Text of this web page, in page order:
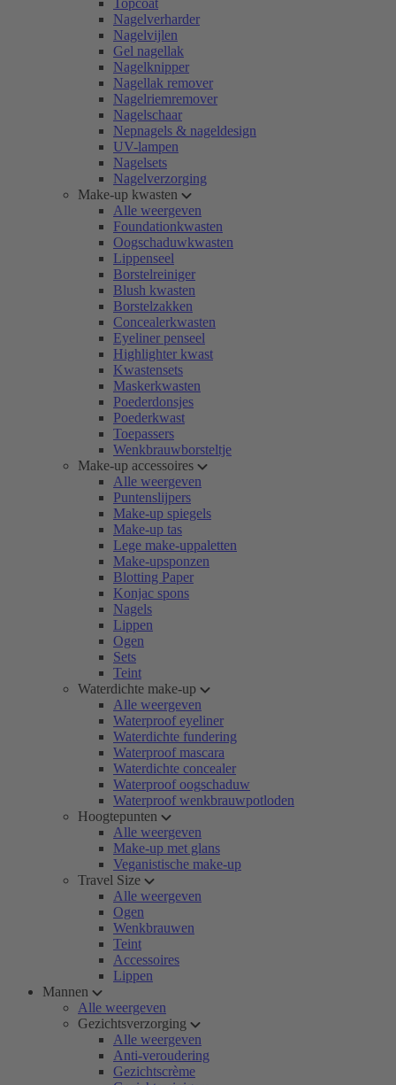
Topcoat
Nagelverharder
Nagelvijlen
Gel nagellak
Nagelknipper
Nagellak remover
Nagelriemremover
Nagelschaar
Nepnagels & nageldesign
UV-lampen
Nagelsets
Nagelverzorging
Make-up kwasten
Alle weergeven
Foundationkwasten
Oogschaduwkwasten
Lippenseel
Borstelreiniger
Blush kwasten
Borstelzakken
Concealerkwasten
Eyeliner penseel
Highlighter kwast
Kwastensets
Maskerkwasten
Poederdonsjes
Poederkwast
Toepassers
Wenkbrauwborsteltje
Make-up accessoires
Alle weergeven
Puntenslijpers
Make-up spiegels
Make-up tas
Lege make-uppaletten
Make-upsponzen
Blotting Paper
Konjac spons
Nagels
Lippen
Ogen
Sets
Teint
Waterdichte make-up
Alle weergeven
Waterproof eyeliner
Waterdichte fundering
Waterproof mascara
Waterdichte concealer
Waterproof oogschaduw
Waterproof wenkbrauwpotloden
Hoogtepunten
Alle weergeven
Make-up met glans
Veganistische make-up
Travel Size
Alle weergeven
Ogen
Wenkbrauwen
Teint
Accessoires
Lippen
Mannen
Alle weergeven
Gezichtsverzorging
Alle weergeven
Anti-veroudering
Gezichtscrème